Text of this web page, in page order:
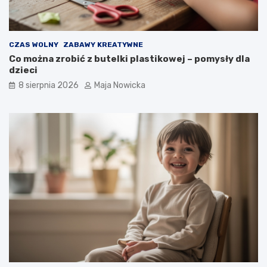
CZAS WOLNY ZABAWY KREATYWNE
Co można zrobić z butelki plastikowej – pomysły dla
dzieci
8 sierpnia 2026 Maja Nowicka